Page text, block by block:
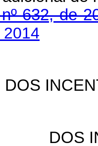
632, de
DOS
DOS